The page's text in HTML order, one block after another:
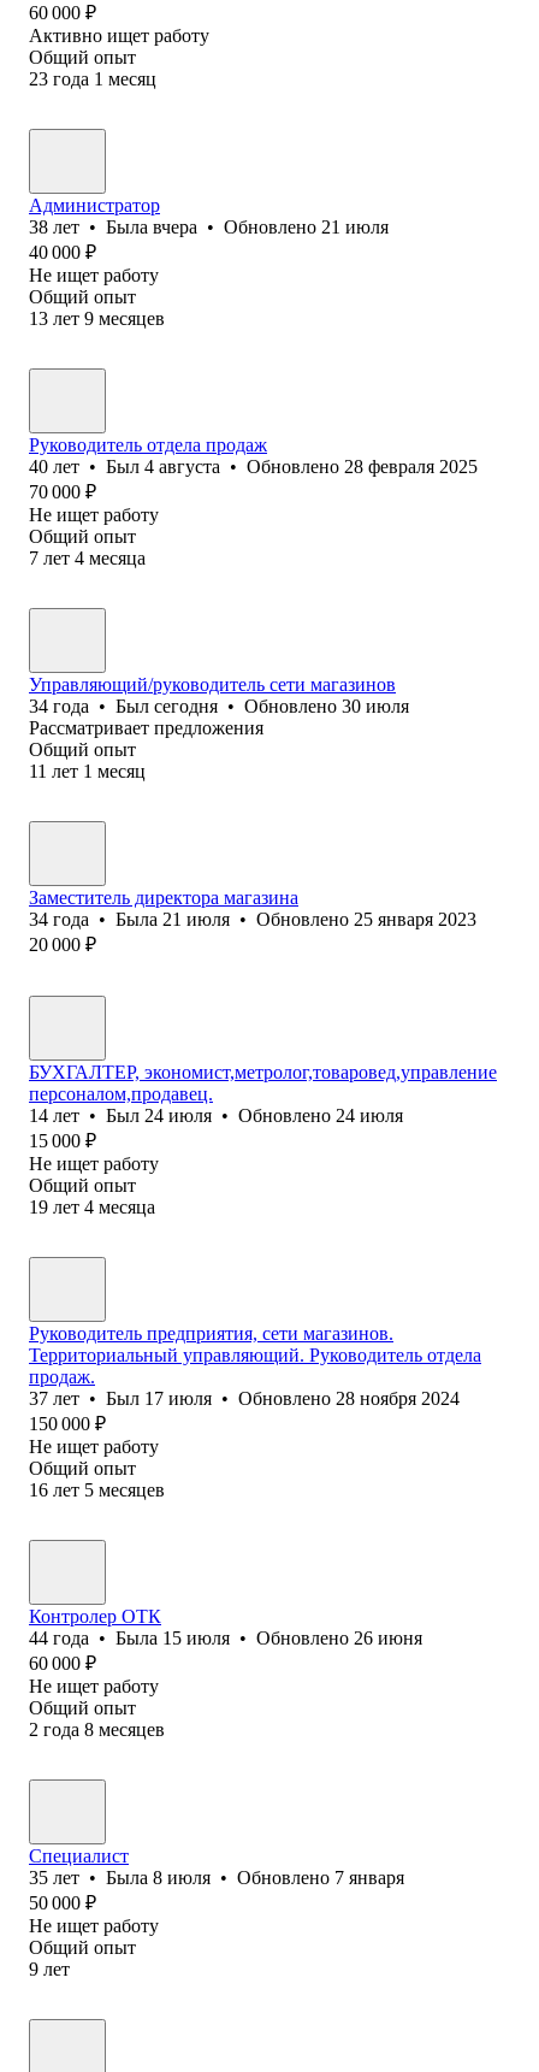
60 000 ₽
Активно ищет работу
Общий опыт
23 года 1 месяц
Администратор
38 лет • Была вчера • Обновлено 21 июля
40 000 ₽
Не ищет работу
Общий опыт
13 лет 9 месяцев
Руководитель отдела продаж
40 лет • Был 4 августа • Обновлено 28 февраля 2025
70 000 ₽
Не ищет работу
Общий опыт
7 лет 4 месяца
Управляющий/руководитель сети магазинов
34 года • Был сегодня • Обновлено 30 июля
Рассматривает предложения
Общий опыт
11 лет 1 месяц
Заместитель директора магазина
34 года • Была 21 июля • Обновлено 25 января 2023
20 000 ₽
БУХГАЛТЕР, экономист,метролог,товаровед,управление
персоналом,продавец.
14 лет • Был 24 июля • Обновлено 24 июля
15 000 ₽
Не ищет работу
Общий опыт
19 лет 4 месяца
Руководитель предприятия, сети магазинов.
Территориальный управляющий. Руководитель отдела
продаж.
37 лет • Был 17 июля • Обновлено 28 ноября 2024
150 000 ₽
Не ищет работу
Общий опыт
16 лет 5 месяцев
Контролер ОТК
44 года • Была 15 июля • Обновлено 26 июня
60 000 ₽
Не ищет работу
Общий опыт
2 года 8 месяцев
Специалист
35 лет • Была 8 июля • Обновлено 7 января
50 000 ₽
Не ищет работу
Общий опыт
9 лет